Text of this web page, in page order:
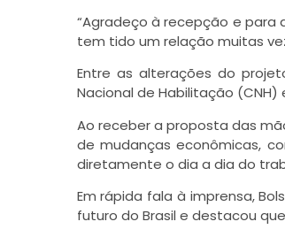
“Agradeço à recepção e para
tem tido um relação muitas
Entre as alterações do
Nacional de Habilitação
Ao receber a proposta das
de mudanças econômicas,
diretamente o dia a dia do
Em rápida fala à imprensa,
futuro do Brasil e destacou